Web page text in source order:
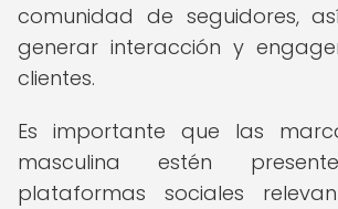
comunidad de seguidores,
generar interacción y
clientes.
Es importante que las
masculina estén
plataformas sociales